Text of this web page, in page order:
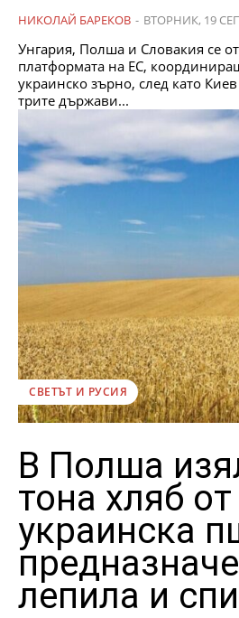
НИКОЛАЙ БАРЕКОВ - ВТОРНИК, 19
Унгария, Полша и Словакия се
платформата на ЕС,
украинско зърно, след като
трите държави...
СВЕТЪТ И РУСИЯ
В Полша
тона хляб от
украинска
лепила и